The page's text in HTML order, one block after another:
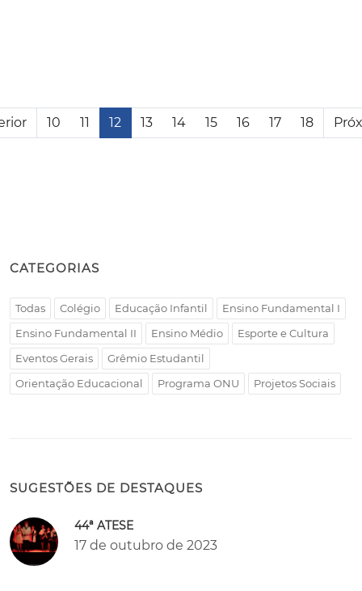
10 11 12 13 14 15 16 17 18
CATEGORIAS
Todas Colégio Educação Infantil
Ensino Fundamental I
Ensino Fundamental II
Ensino Médio
Esporte e Cultura
Eventos Gerais
Grêmio Estudantil
Orientação Educacional
Programa ONU Projetos Sociais
SUGESTÕES DE DESTAQUES
44ª ATESE
17 de outubro de 2023